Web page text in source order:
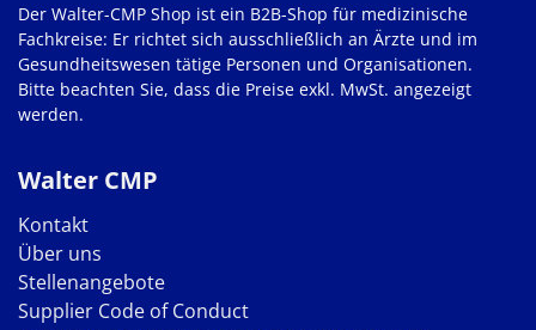
Walter CMP
Kontakt
Über uns
Stellenangebote
Supplier Code of Conduct
Der Walter-CMP Shop ist ein B2B-Shop für medizinische
Fachkreise: Er richtet sich ausschließlich an Ärzte und im
Gesundheitswesen tätige Personen und Organisationen.
Bitte beachten Sie, dass die Preise exkl. MwSt. angezeigt
werden.